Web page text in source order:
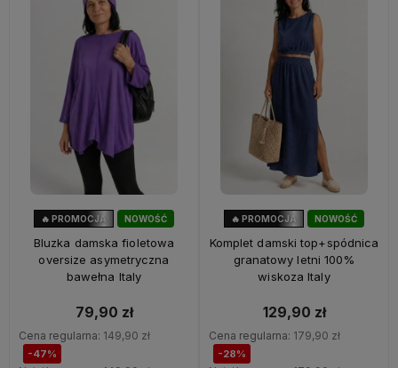
NOWOŚĆ
🔥 PROMOCJA
Bluzka damska fioletowa
oversize asymetryczna
bawełna Italy
79,90 zł
Cena regularna: 149,90 zł
-47%
NOWOŚĆ
🔥 PROMOCJA
Komplet damski top+spódnica
granatowy letni 100%
wiskoza Italy
129,90 zł
Cena regularna: 179,90 zł
-28%